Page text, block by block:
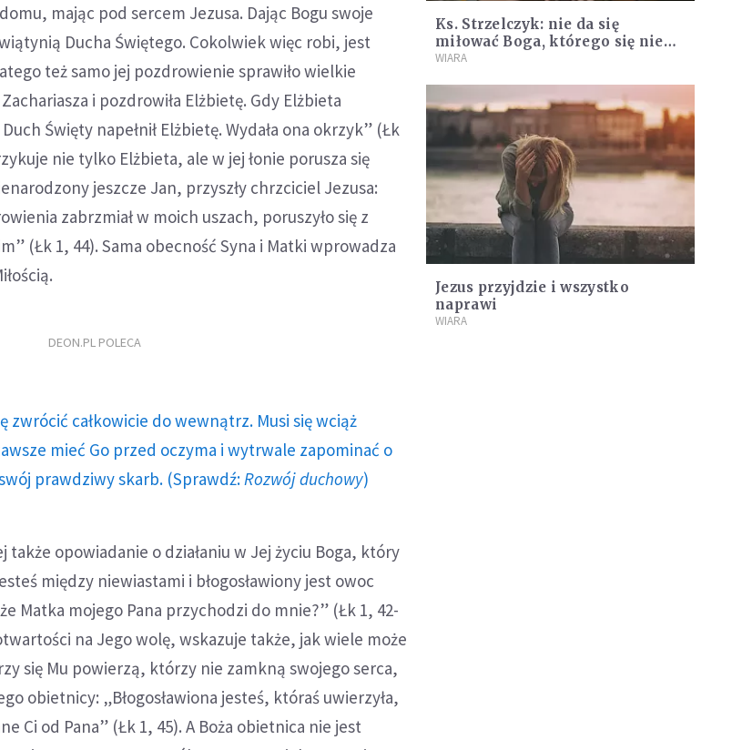
mając pod sercem Jezusa. Dając Bogu swoje
Ducha Świętego. Cokolwiek więc robi, jest
też samo jej pozdrowienie sprawiło wielkie
i pozdrowiła Elżbietę. Gdy Elżbieta
Święty napełnił Elżbietę. Wydała ona okrzyk” (Łk
nie tylko Elżbieta, ale w jej łonie porusza się
jeszcze Jan, przyszły chrzciciel Jezusa:
zabrzmiał w moich uszach, poruszyło się z
(Łk 1, 44). Sama obecność Syna i Matki wprowadza
DEON.PL POLECA
zwrócić całkowicie do wewnątrz. Musi się wciąż
mieć Go przed oczyma i wytrwale zapominać o
prawdziwy skarb. (Sprawdź: Rozwój duchowy)
także opowiadanie o działaniu w Jej życiu Boga, który
między niewiastami i błogosławiony jest owoc
Matka mojego Pana przychodzi do mnie?” (Łk 1, 42-
na Jego wolę, wskazuje także, jak wiele może
się Mu powierzą, którzy nie zamkną swojego serca,
obietnicy: „Błogosławiona jesteś, któraś uwierzyła,
Ci od Pana” (Łk 1, 45). A Boża obietnica nie jest
Ks. Strzelczyk: nie da się
miłować Boga, którego się nie
widzi, jeżeli nie miłuje się brata,
WIARA
Jezus przyjdzie i wszystko
naprawi
WIARA